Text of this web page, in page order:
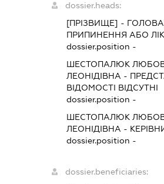
dossier.heads:
[ПРІЗВИЩЕ] - ГОЛОВА
ПРИПИНЕННЯ АБО
dossier.position -
ШЕСТОПАЛЮК
ЛЕОНІДІВНА -
ВІДОМОСТІ ВІДСУТНІ
dossier.position -
ШЕСТОПАЛЮК
ЛЕОНІДІВНА -
dossier.position -
dossier.beneficiaries: